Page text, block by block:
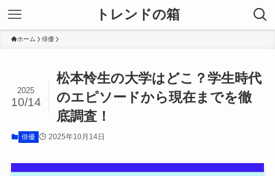
トレンドの箱
ホーム 俳優
松本怜生の大学はどこ？学生時代
のエピソードから現在までを徹
底調査！
2025
10/14
俳優 2025年10月14日